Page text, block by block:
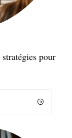
pour